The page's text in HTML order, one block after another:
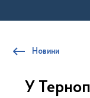
Новини
У